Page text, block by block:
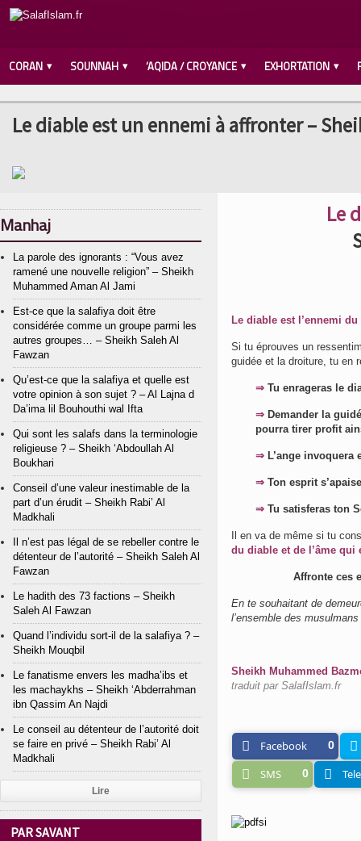
CORAN SOUNNAH ‘AQIDA / CROYANCE EXHORTATION
Le diable est un ennemi à affronter –
Le
Le diable est l’ennemi
Si tu éprouves un
guidée et la droiture, tu en
⇒ Tu enrageras le
⇒ Demander la
pourra tirer profit
⇒ L’ange
⇒ Ton esprit
⇒ Tu satisferas ton
Il en va de même si tu
du diable et de l’âme
Affronte ces
En te souhaitant de
l’ensemble des
Sheikh Muhammed
traduit par SalafIslam.fr
Facebook 0
SMS 0
Manhaj
La parole des ignorants : “Vous avez
ramené une nouvelle religion” – Sheikh
Muhammed Aman Al Jami
Est-ce que la salafiya doit être
considérée comme un groupe parmi les
autres groupes… – Sheikh Saleh Al
Fawzan
Qu’est-ce que la salafiya et quelle est
votre opinion à son sujet ? – Al Lajna d
Da’ima lil Bouhouthi wal Ifta
Qui sont les salafs dans la terminologie
religieuse ? – Sheikh ‘Abdoullah Al
Boukhari
Conseil d’une valeur inestimable de la
part d’un érudit – Sheikh Rabi’ Al
Madkhali
Il n’est pas légal de se rebeller contre le
détenteur de l’autorité – Sheikh Saleh Al
Fawzan
Le hadith des 73 factions – Sheikh
Saleh Al Fawzan
Quand l’individu sort-il de la salafiya ? –
Sheikh Mouqbil
Le fanatisme envers les madha’ibs et
les machaykhs – Sheikh ‘Abderrahman
ibn Qassim An Najdi
Le conseil au détenteur de l’autorité doit
se faire en privé – Sheikh Rabi’ Al
Madkhali
Lire
PAR SAVANT